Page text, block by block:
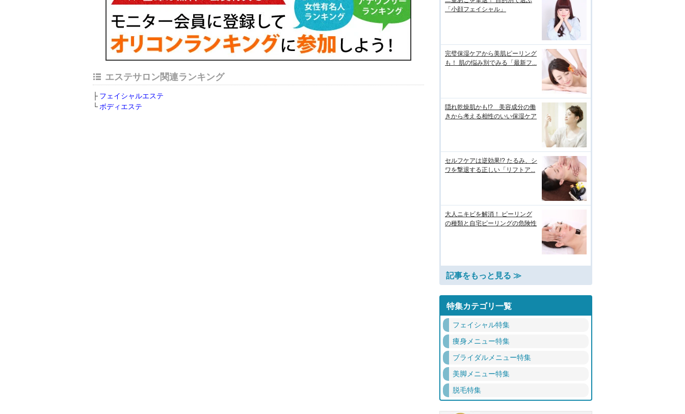
エステサロン関連ランキング
フェイシャルエステ
ボディエステ
「小顔フェイシャル」
完璧保湿ケアから美肌ピーリング
も！ 肌の悩み別でみる「最新フ...
隠れ乾燥肌かも!? 美容成分の働
きから考える相性のいい保湿ケア
セルフケアは逆効果!? たるみ、シ
ワを撃退する正しい「リフトア...
大人ニキビを解消！ ピーリング
の種類と自宅ピーリングの危険性
記事をもっと見る ≫
特集カテゴリ一覧
フェイシャル特集
痩身メニュー特集
ブライダルメニュー特集
美脚メニュー特集
脱毛特集